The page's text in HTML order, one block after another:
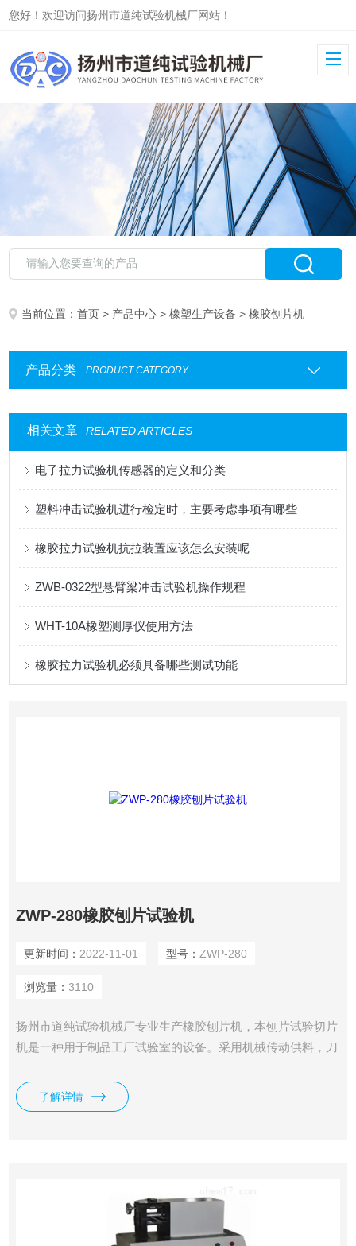
您好！欢迎访问扬州市道纯试验机械厂网站！
当前位置：首页 > 产品中心 >橡塑生产设备 > 橡胶刨片机
产品分类 PRODUCT CATEGORY
相关文章 RELATED ARTICLES
电子拉力试验机传感器的定义和分类
塑料冲击试验机进行检定时，主要考虑事项有哪些
橡胶拉力试验机抗拉装置应该怎么安装呢
ZWB-0322型悬臂梁冲击试验机操作规程
WHT-10A橡塑测厚仪使用方法
橡胶拉力试验机必须具备哪些测试功能
ZWP-280橡胶刨片试验机
更新时间： 2022-11-01 型号： ZWP-280
浏览量： 3110
扬州市道纯试验机械厂专业生产橡胶刨片机，本刨片试验切片
机是一种用于制品工厂试验室的设备。采用机械传动供料，刀
料等，也可供一些橡胶、皮革材料及一定硬度材料之间切片，
本机广泛用于橡胶、塑料、皮革、电线、电缆、科研等单位。
了解详情